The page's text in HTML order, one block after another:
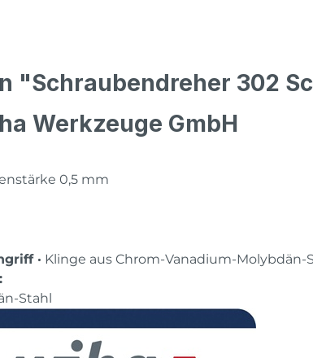
"Schraubendreher 302
Werkzeuge GmbH
0,5 mm
· Klinge aus Chrom-Vanadium-Molybdän-
Stahl